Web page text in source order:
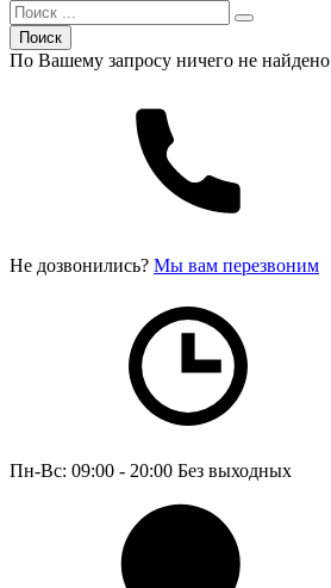
Поиск
По Вашему запросу ничего не найдено
Не дозвонились? Мы вам перезвоним
Пн-Вс: 09:00 - 20:00 Без выходных